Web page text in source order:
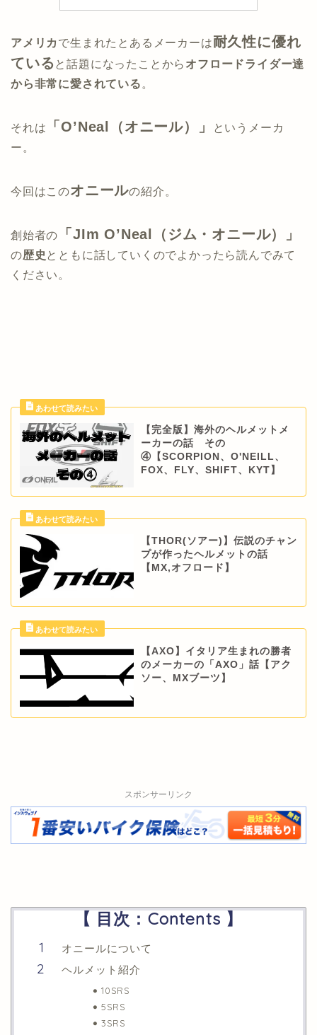
アメリカ で生まれたとあるメーカーは耐久性に優れ
ている と話題になったことから オフロードライダー達
から非常に愛されている 。
それは 「O’Neal（オニール）」
というメーカ
ー。
今回はこのオニールの紹介。
創始者の 「JIm O’Neal（ジム・オニール）」
の歴史 とともに話していくのでよかったら読んでみて
ください。
【完全版】海外のヘルメットメ
ーカーの話 その
④【SCORPION、O'NEILL、
FOX、FLY、SHIFT、KYT】
【THOR(ソアー)】伝説のチャン
プが作ったヘルメットの話
【MX,オフロード】
【AXO】イタリア生まれの勝者
のメーカーの「AXO」話【アク
ソー、MXブーツ】
スポンサーリンク
【 目次：Contents 】
オニールについて
ヘルメット紹介
10SRS
5SRS
3SRS